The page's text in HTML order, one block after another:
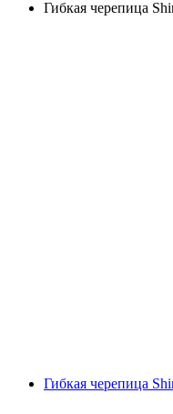
Гибкая черепица
Гибкая черепица